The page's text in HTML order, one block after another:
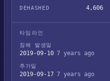
DEHASHED 4,606
타임라인
침해 발생일
2019-09-10 7 years ago
추가일
2019-09-17 7 years ago